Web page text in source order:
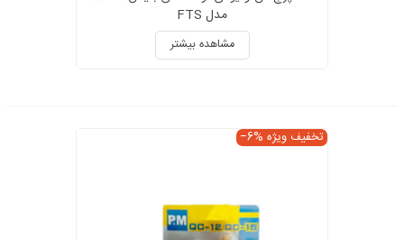
مدل FTS
مشاهده بیشتر
تخفیف ویژه ‎−6%